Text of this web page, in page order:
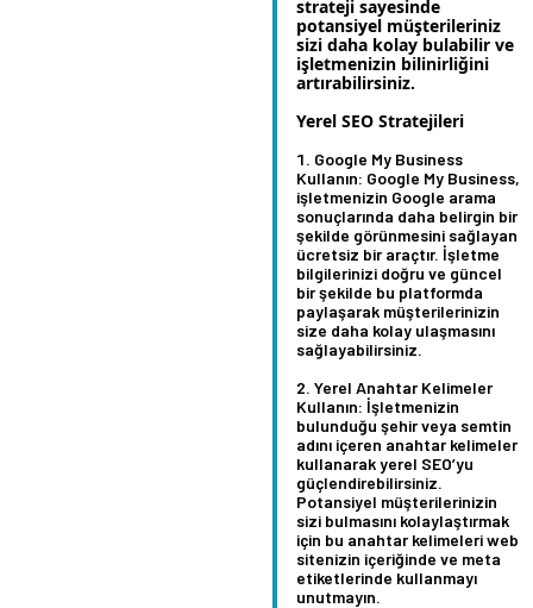
strateji sayesinde
potansiyel müşterileriniz
sizi daha kolay bulabilir ve
işletmenizin bilinirliğini
artırabilirsiniz.
Yerel SEO Stratejileri
Google My Business
Kullanın: Google My Business,
işletmenizin Google arama
sonuçlarında daha belirgin bir
şekilde görünmesini sağlayan
ücretsiz bir araçtır. İşletme
bilgilerinizi doğru ve güncel
bir şekilde bu platformda
paylaşarak müşterilerinizin
size daha kolay ulaşmasını
sağlayabilirsiniz.
Yerel Anahtar Kelimeler
Kullanın: İşletmenizin
bulunduğu şehir veya semtin
adını içeren anahtar kelimeler
kullanarak yerel SEO’yu
güçlendirebilirsiniz.
Potansiyel müşterilerinizin
sizi bulmasını kolaylaştırmak
için bu anahtar kelimeleri web
sitenizin içeriğinde ve meta
etiketlerinde kullanmayı
unutmayın.